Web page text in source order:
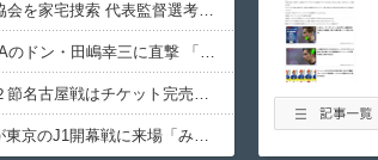
韓国警察、大韓サッカー協会を家宅捜索 代表監督選考巡り
森保監督「続投の謎」 JFAのドン・田嶋幸三に直撃 「目標達成できなかったからと言って消す必要は無い」 守田英正にも言及
鹿島、ホーム開幕戦の第２節名古屋戦はチケット完売の見通し…国立での開幕戦に続き２戦連続で“超満員”
W杯後無所属の長友佑都が東京のJ1開幕戦に来場「みなさまへご挨拶させていただきます」